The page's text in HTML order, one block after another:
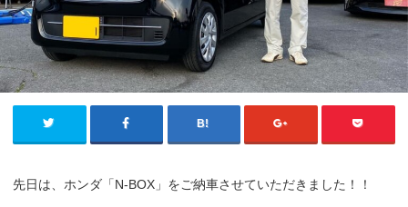
先日は、ホンダ「N-BOX」をご納車させていただきました！！